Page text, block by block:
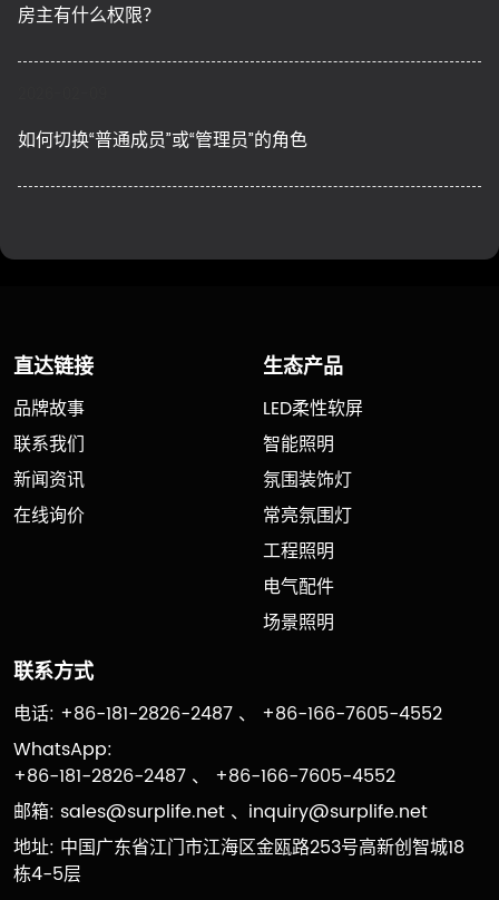
房主有什么权限？
如何切换“普通成员”或“管理员”的角色
直达链接
品牌故事
联系我们
新闻资讯
在线询价
生态产品
LED柔性软屏
智能照明
氛围装饰灯
常亮氛围灯
工程照明
电气配件
场景照明
联系方式
电话: +86-181-2826-2487 、 +86-166-7605-4552
WhatsApp:
+86-181-2826-2487 、 +86-166-7605-4552
邮箱: sales@surplife.net 、 inquiry@surplife.net
地址: 中国广东省江门市江海区金瓯路253号高新创智城18
栋4-5层